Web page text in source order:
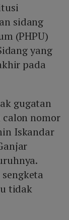
sidang
(PHPU)
yang
pada
gugatan
calon nomor
Iskandar
tidak